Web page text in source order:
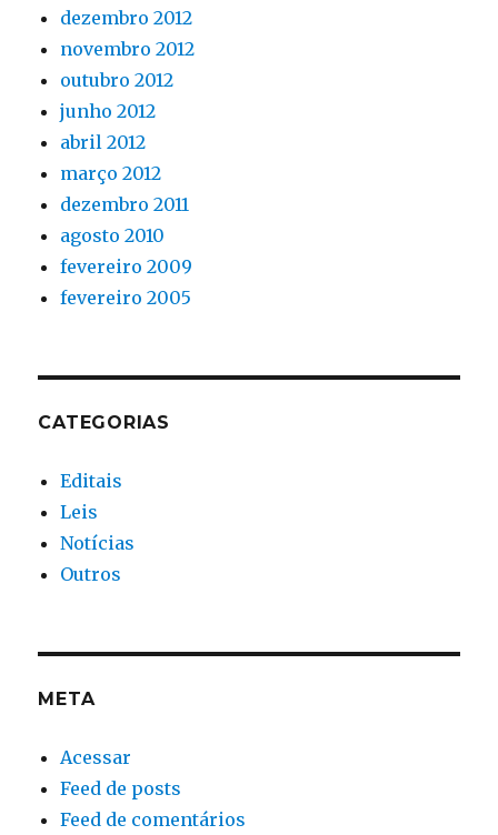
dezembro 2012
novembro 2012
outubro 2012
junho 2012
abril 2012
março 2012
dezembro 2011
agosto 2010
fevereiro 2009
fevereiro 2005
CATEGORIAS
Editais
Leis
Notícias
Outros
META
Acessar
Feed de posts
Feed de comentários